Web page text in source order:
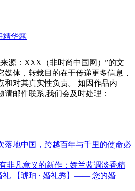
精华露
源：XXX（非时尚中国网）”的文
媒体，转载目的在于传递更多信息，
和对其真实性负责。 如因作品内
邮件联系,我们会及时处理：
落地中国，跨越百年与千里的使命必
非凡意义的新作：娇兰蓝调淡香精
礼 【琥珀 · 婚礼秀】—— 您的婚